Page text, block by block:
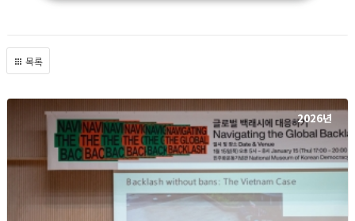
목록
2026년